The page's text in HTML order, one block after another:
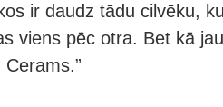
ir daudz tādu cilvēku,
viens pēc otra. Bet kā